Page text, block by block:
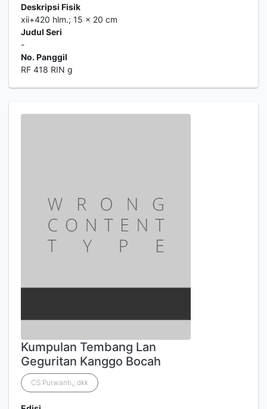
Deskripsi Fisik
xii+420 hlm.; 15 x 20 cm
Judul Seri
-
No. Panggil
RF 418 RIN g
Kumpulan Tembang Lan
Geguritan Kanggo Bocah
CS Purwanti,; dkk